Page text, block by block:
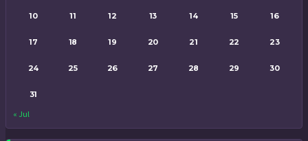
10 11 12 13 14 15 16
17 18 19 20 21 22 23
24 25 26 27 28 29 30
31
« Jul